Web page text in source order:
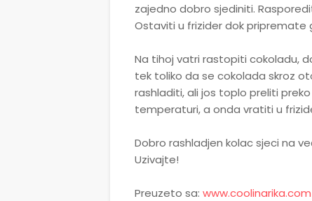
zajedno dobro sjediniti.
Ostaviti u frizider dok pripremate
Na tihoj vatri rastopiti cokoladu,
tek toliko da se cokolada skroz
rashladiti, ali jos toplo preliti
temperaturi, a onda vratiti u
Dobro rashladjen kolac sjeci na
Uzivajte!
Preuzeto sa: www.coolinarika.com